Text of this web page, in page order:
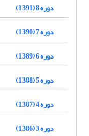
دوره 8 (1391)
دوره 7 (1390)
دوره 6 (1389)
دوره 5 (1388)
دوره 4 (1387)
دوره 3 (1386)